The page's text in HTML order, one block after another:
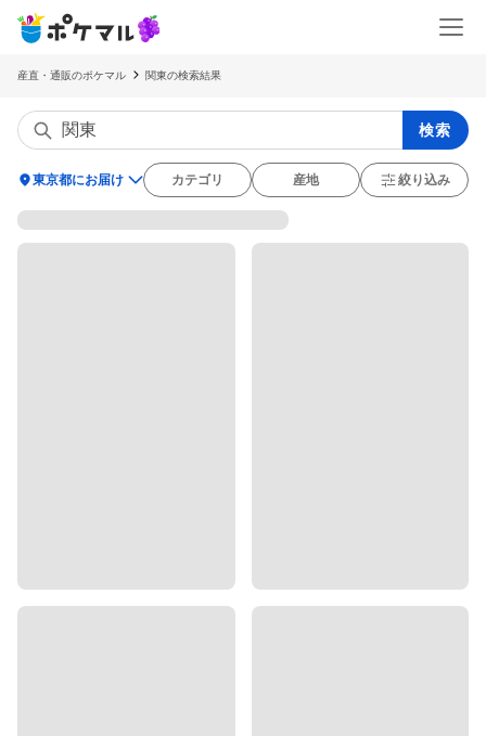
産直・通販のポケマル 関東の検索結果
検索
location_on東京都にお届け カテゴリ 産地 絞り込み